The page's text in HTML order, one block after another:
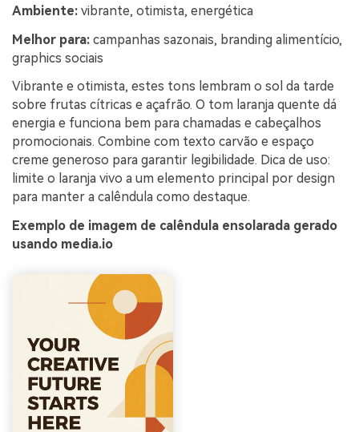
Ambiente: vibrante, otimista, energética
Melhor para: campanhas sazonais, branding alimentício,
graphics sociais
Vibrante e otimista, estes tons lembram o sol da tarde
sobre frutas cítricas e açafrão. O tom laranja quente dá
energia e funciona bem para chamadas e cabeçalhos
promocionais. Combine com texto carvão e espaço
creme generoso para garantir legibilidade. Dica de uso:
limite o laranja vivo a um elemento principal por design
para manter a calêndula como destaque.
Exemplo de imagem de calêndula ensolarada gerado
usando media.io